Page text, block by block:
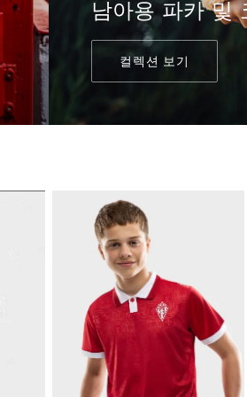
남아용 파카 및
컬렉션 보기